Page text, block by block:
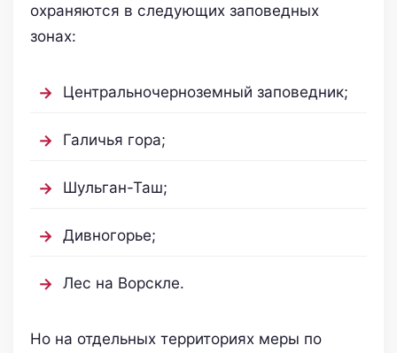
охраняются в следующих заповедных
зонах:
Центральночерноземный заповедник;
Галичья гора;
Шульган-Таш;
Дивногорье;
Лес на Ворскле.
Но на отдельных территориях меры по